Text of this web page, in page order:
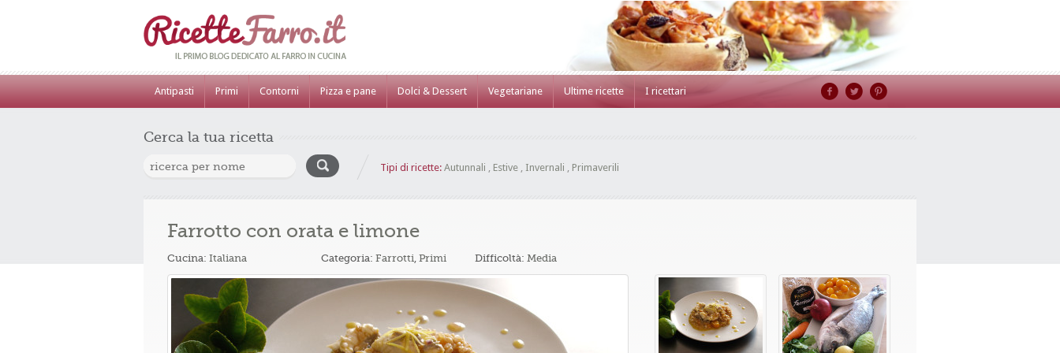
Antipasti Primi Contorni Pizza e pane Dolci & Dessert Vegetariane Ultime ricette I ricettari
Cerca la tua ricetta
Tipi di ricette: Autunnali , Estive , Invernali , Primaverili
Farrotto con orata e limone
Cucina: Italiana Categoria: Farrotti, Primi Difficoltà: Media